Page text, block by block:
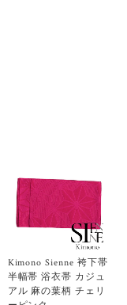
Kimono Sienne 袴下帯
半幅帯 浴衣帯 カジュ
アル 麻の葉柄 チェリ